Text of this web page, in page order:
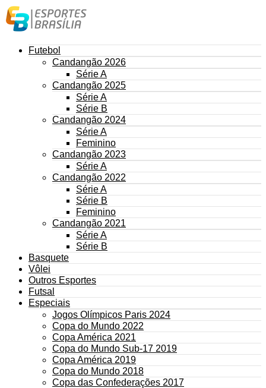
Futebol
Candangão 2026
Série A
Candangão 2025
Série A
Série B
Candangão 2024
Série A
Feminino
Candangão 2023
Série A
Candangão 2022
Série A
Série B
Feminino
Candangão 2021
Série A
Série B
Basquete
Vôlei
Outros Esportes
Futsal
Especiais
Jogos Olímpicos Paris 2024
Copa do Mundo 2022
Copa América 2021
Copa do Mundo Sub-17 2019
Copa América 2019
Copa do Mundo 2018
Copa das Confederações 2017